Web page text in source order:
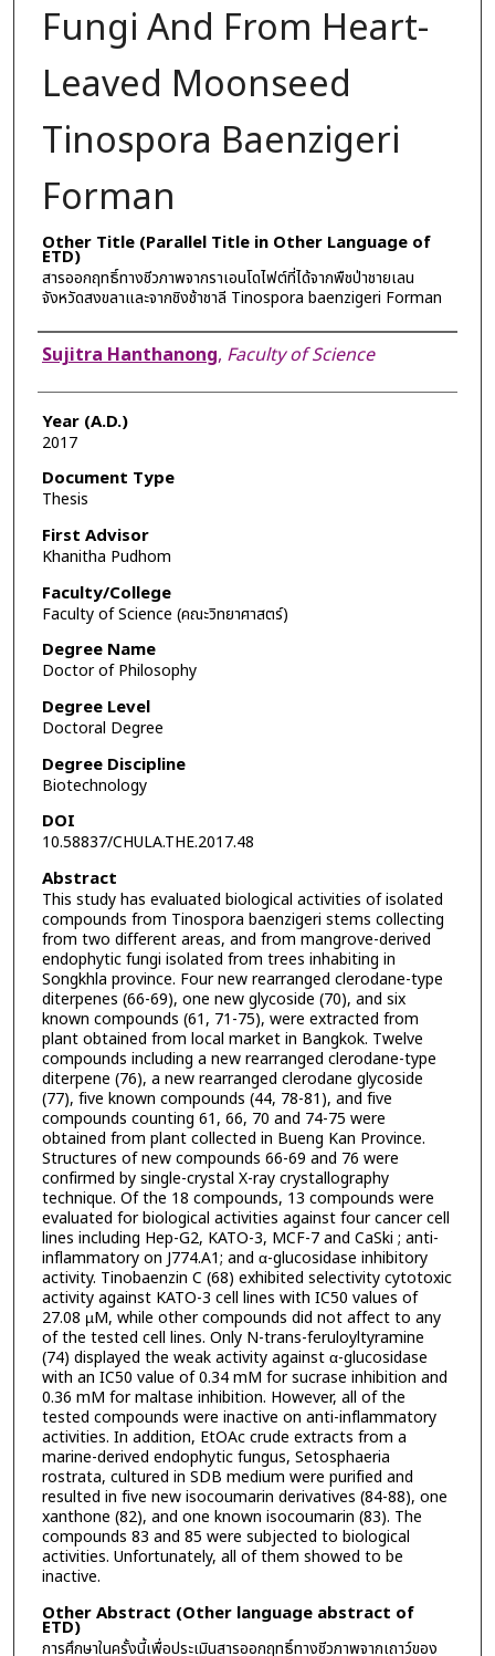
Fungi And From Heart-
Leaved Moonseed
Tinospora Baenzigeri
Forman
Other Title (Parallel Title in Other Language of
ETD)
สารออกฤทธิ์ทางชีวภาพจากราเอนโดไฟต์ที่ได้จากพืชป่าชายเลน
จังหวัดสงขลาและจากชิงช้าชาลี Tinospora baenzigeri Forman
Author
Sujitra Hanthanong, Faculty of Science
Year (A.D.)
2017
Document Type
Thesis
First Advisor
Khanitha Pudhom
Faculty/College
Faculty of Science (คณะวิทยาศาสตร์)
Degree Name
Doctor of Philosophy
Degree Level
Doctoral Degree
Degree Discipline
Biotechnology
DOI
10.58837/CHULA.THE.2017.48
Abstract
This study has evaluated biological activities of isolated
compounds from Tinospora baenzigeri stems collecting
from two different areas, and from mangrove-derived
endophytic fungi isolated from trees inhabiting in
Songkhla province. Four new rearranged clerodane-type
diterpenes (66-69), one new glycoside (70), and six
known compounds (61, 71-75), were extracted from
plant obtained from local market in Bangkok. Twelve
compounds including a new rearranged clerodane-type
diterpene (76), a new rearranged clerodane glycoside
(77), five known compounds (44, 78-81), and five
compounds counting 61, 66, 70 and 74-75 were
obtained from plant collected in Bueng Kan Province.
Structures of new compounds 66-69 and 76 were
confirmed by single-crystal X-ray crystallography
technique. Of the 18 compounds, 13 compounds were
evaluated for biological activities against four cancer cell
lines including Hep-G2, KATO-3, MCF-7 and CaSki ; anti-
inflammatory on J774.A1; and α-glucosidase inhibitory
activity. Tinobaenzin C (68) exhibited selectivity cytotoxic
activity against KATO-3 cell lines with IC50 values of
27.08 µM, while other compounds did not affect to any
of the tested cell lines. Only N-trans-feruloyltyramine
(74) displayed the weak activity against α-glucosidase
with an IC50 value of 0.34 mM for sucrase inhibition and
0.36 mM for maltase inhibition. However, all of the
tested compounds were inactive on anti-inflammatory
activities. In addition, EtOAc crude extracts from a
marine-derived endophytic fungus, Setosphaeria
rostrata, cultured in SDB medium were purified and
resulted in five new isocoumarin derivatives (84-88), one
xanthone (82), and one known isocoumarin (83). The
compounds 83 and 85 were subjected to biological
activities. Unfortunately, all of them showed to be
inactive.
Other Abstract (Other language abstract of
ETD)
การศึกษาในครั้งนี้เพื่อประเมินสารออกฤทธิ์ทางชีวภาพจากเถาว์ของ